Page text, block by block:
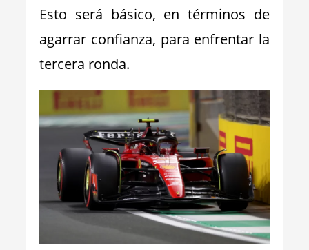
Esto será básico, en términos de
agarrar confianza, para enfrentar la
tercera ronda.